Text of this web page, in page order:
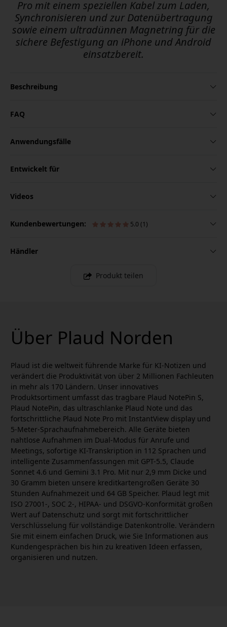
Pro mit einem speziellen Kabel zum Laden,
Synchronisieren und zur Datenübertragung
sowie einem ultradünnen Magnetring für die
sichere Befestigung an iPhone und Android
einsatzbereit.
Beschreibung
FAQ
Anwendungsfälle
Entwickelt für
Videos
Kundenbewertungen: 5.0 (1)
Händler
Produkt teilen
Über Plaud Norden
Plaud ist die weltweit führende Marke für KI-Notizen und
verändert die Produktivität von über 2 Millionen Fachleuten
in mehr als 170 Ländern. Unser innovatives
Produktsortiment umfasst das tragbare Plaud NotePin S,
Plaud NotePin, das ultraschlanke Plaud Note und das
fortschrittliche Plaud Note Pro mit InstantView display und
5-Meter-Sprachaufnahmebereich. Alle Geräte bieten
nahtlose Aufnahmen im Dual-Modus für Anrufe und
Meetings, sofortige KI-Transkription in 112 Sprachen und
intelligente Zusammenfassungen mit GPT-5.5, Claude
Sonnet 4.6 und Gemini 3.1 Pro. Mit nur 2,9 mm Dicke und
30 Gramm bieten unsere kreditkartengroßen Geräte 30
Stunden Aufnahmezeit und 64 GB Speicher. Plaud legt mit
ISO 27001-, SOC 2-, HIPAA- und DSGVO-Konformität großen
Wert auf Datenschutz und sorgt mit fortschrittlicher
Verschlüsselung für vollständige Datenkontrolle. Verändern
Sie mit einem einfachen Druck, wie Sie Informationen aus
Kundengesprächen bis hin zu kreativen Ideen erfassen,
organisieren und nutzen.